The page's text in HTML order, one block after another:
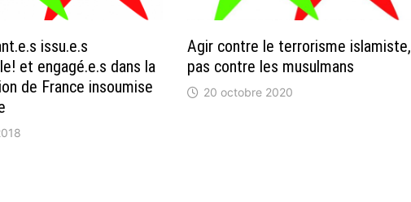
issu.e.s
et engagé.e.s dans la
de France insoumise
Agir contre le terrorisme islamiste,
pas contre les musulmans
20 octobre 2020